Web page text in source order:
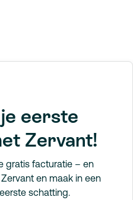
eerste
Zervant!
gratis facturatie – en
en maak in een
schatting.